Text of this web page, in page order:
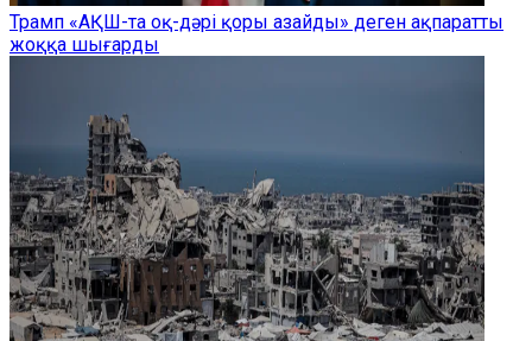
Трамп «АҚШ-та оқ-дәрі қоры азайды» деген ақпаратты
жоққа шығарды